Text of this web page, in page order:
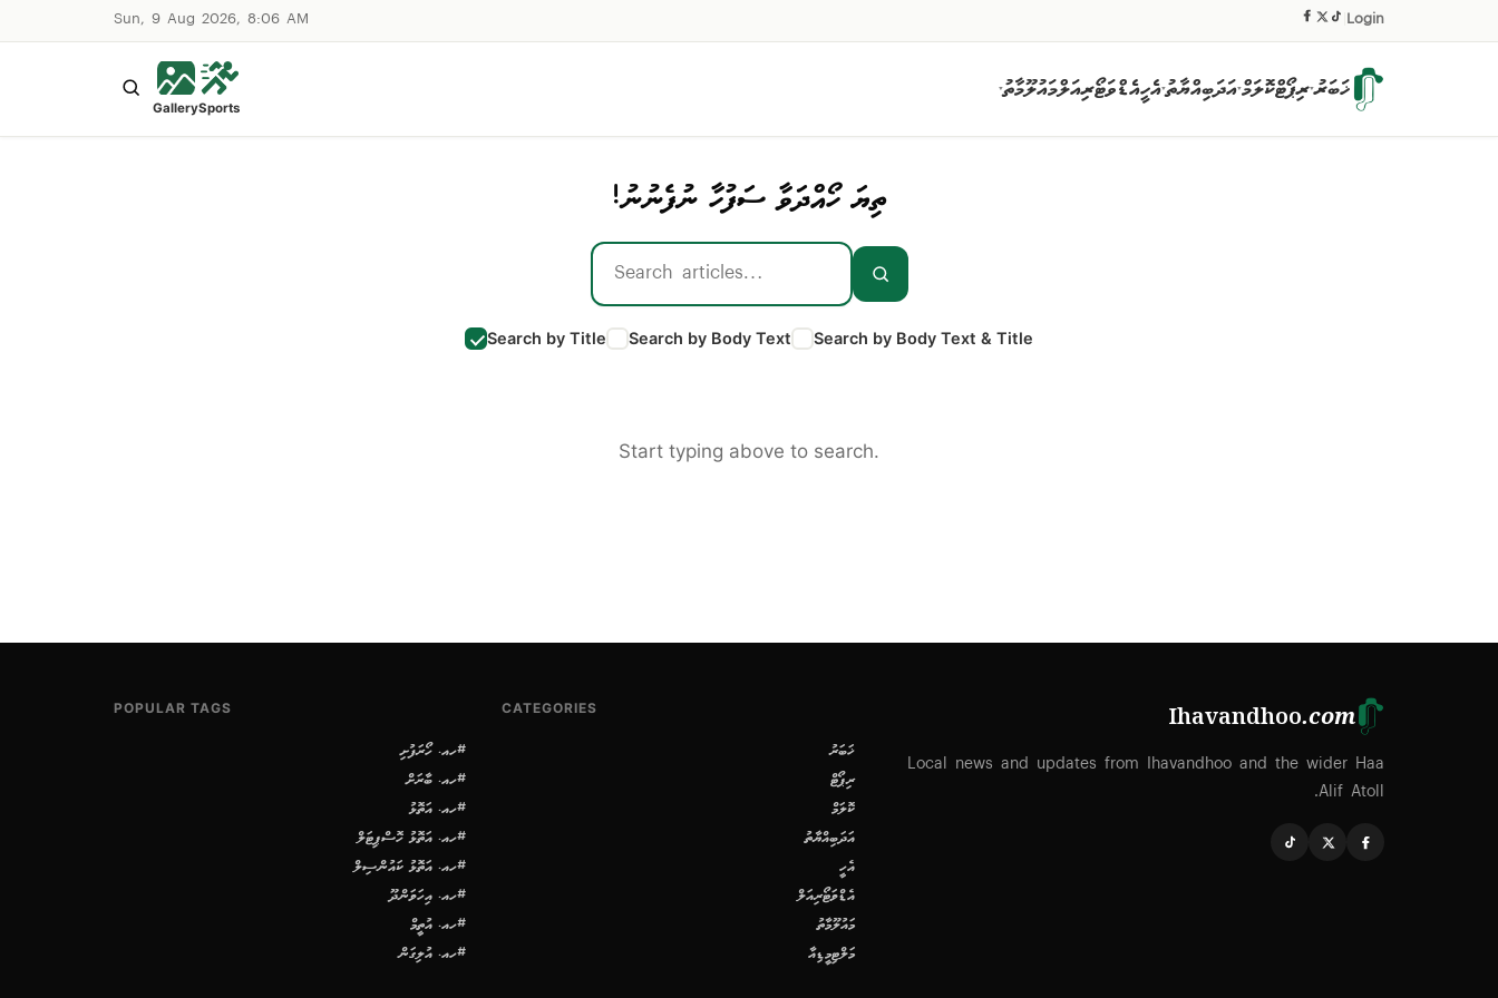
Sun, 9 Aug 2026, 8:06 AM Login
ޚަބަރު▾ރިޕޯޓްކޮލަމް▾އަދަބިއްޔާތު▾އެހީއެޑްވަޓޯރިއަލްމައުލޫމާތު▾
Sports
Gallery
ތިޔަ ހޯއްދަވާ ސަފުހާ ނުފެނުނު!
Search by Title Search by Body Text Search by Body Text & Title
Start typing above to search.
Ihavandhoo.com
Local news and updates from Ihavandhoo and the wider Haa
Alif Atoll.
CATEGORIES
ޚަބަރު
ރިޕޯޓް
ކޮލަމް
އަދަބިއްޔާތު
އެހީ
އެޑްވަޓޯރިއަލް
މައުލޫމާތު
މަލްޓިމީޑިއާ
POPULAR TAGS
#ހއ. ހޯރަފުށި
#ހއ. ބާރަށް
#ހއ. އަތޮޅު
#ހއ. އަތޮޅު ހޮސްޕިޓަލް
#ހއ. އަތޮޅު ކައުންސިލް
#ހއ. އިހަވަންދޫ
#ހއ. އުތީމް
#ހއ. އުލިގަން